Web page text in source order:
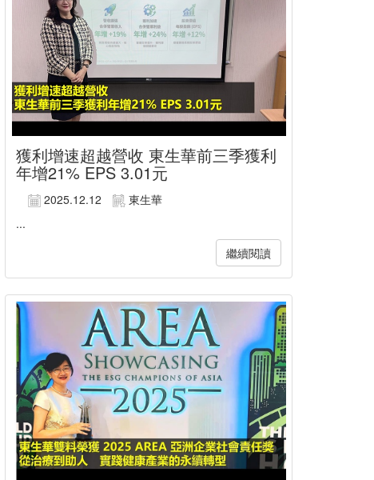
獲利增速超越營收 東生華前三季獲利
年增21% EPS 3.01元
2025.12.12
東生華
...
繼續閱讀